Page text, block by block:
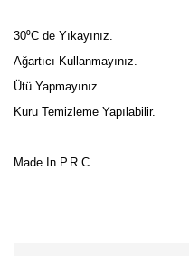
30⁰C de Yıkayınız.
Ağartıcı Kullanmayınız.
Ütü Yapmayınız.
Kuru Temizleme Yapılabilir.
Made In P.R.C.